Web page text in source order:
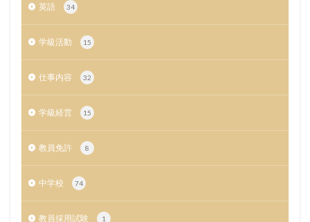
英語 34
学級活動 15
仕事内容 32
学級経営 15
教員免許 8
中学校 74
教員採用試験 1